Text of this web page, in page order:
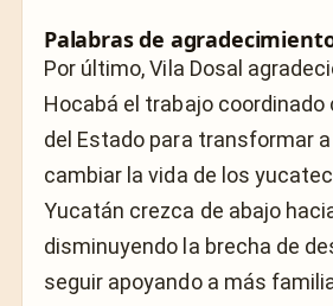
Palabras de
Por último, Vila Dosal
Hocabá el trabajo coordinado
del Estado para transformar
cambiar la vida de los
Yucatán crezca de abajo
disminuyendo la brecha de
seguir apoyando a más